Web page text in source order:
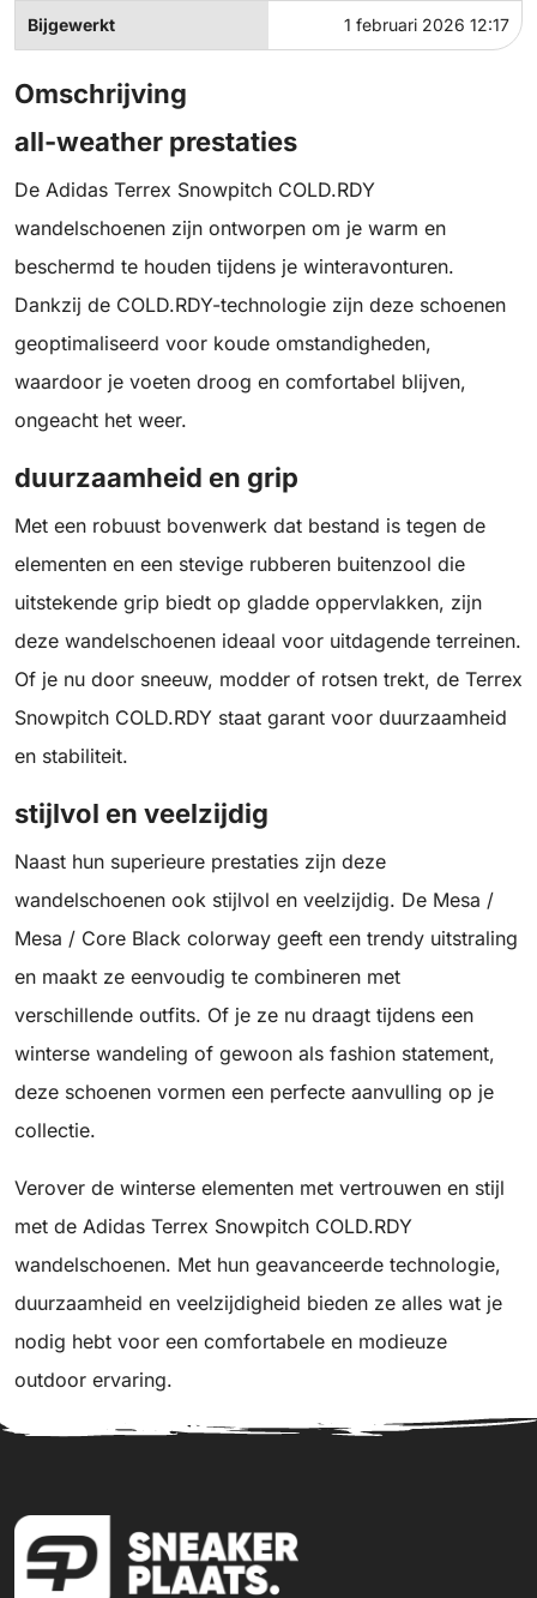
Bijgewerkt 1 februari 2026 12:17
Omschrijving
all-weather prestaties
De Adidas Terrex Snowpitch COLD.RDY
wandelschoenen zijn ontworpen om je warm en
beschermd te houden tijdens je winteravonturen.
Dankzij de COLD.RDY-technologie zijn deze schoenen
geoptimaliseerd voor koude omstandigheden,
waardoor je voeten droog en comfortabel blijven,
ongeacht het weer.
duurzaamheid en grip
Met een robuust bovenwerk dat bestand is tegen de
elementen en een stevige rubberen buitenzool die
uitstekende grip biedt op gladde oppervlakken, zijn
deze wandelschoenen ideaal voor uitdagende terreinen.
Of je nu door sneeuw, modder of rotsen trekt, de Terrex
Snowpitch COLD.RDY staat garant voor duurzaamheid
en stabiliteit.
stijlvol en veelzijdig
Naast hun superieure prestaties zijn deze
wandelschoenen ook stijlvol en veelzijdig. De Mesa /
Mesa / Core Black colorway geeft een trendy uitstraling
en maakt ze eenvoudig te combineren met
verschillende outfits. Of je ze nu draagt tijdens een
winterse wandeling of gewoon als fashion statement,
deze schoenen vormen een perfecte aanvulling op je
collectie.
Verover de winterse elementen met vertrouwen en stijl
met de Adidas Terrex Snowpitch COLD.RDY
wandelschoenen. Met hun geavanceerde technologie,
duurzaamheid en veelzijdigheid bieden ze alles wat je
nodig hebt voor een comfortabele en modieuze
outdoor ervaring.